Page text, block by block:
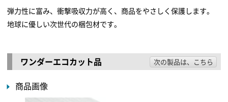
弾力性に富み、衝撃吸収力が高く、商品をやさしく保護します。
地球に優しい次世代の梱包材です。
ワンダーエコカット品 次の製品は、こちら
商品画像